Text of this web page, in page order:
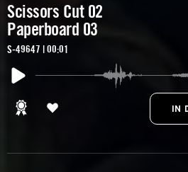
Scissors Cut 02
Paperboard 03
S-49647 | 00:01